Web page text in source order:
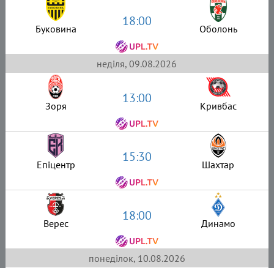
Буковина 18:00 Оболонь
неділя, 09.08.2026
Зоря 13:00 Кривбас
Епіцентр 15:30 Шахтар
Верес 18:00 Динамо
понеділок, 10.08.2026